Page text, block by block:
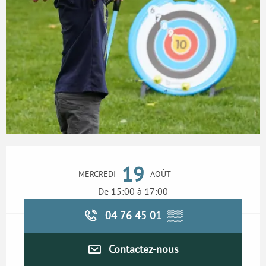
MERCREDI 19 AOÛT
De 15:00 à 17:00
04 76 45 01 ▒▒
Contactez-nous